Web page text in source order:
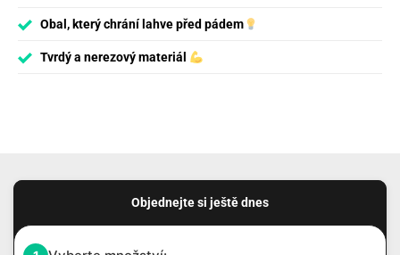
Obal, který chrání lahve před pádem
Tvrdý a nerezový materiál
Objednejte si ještě dnes